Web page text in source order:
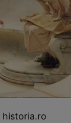
historia.ro